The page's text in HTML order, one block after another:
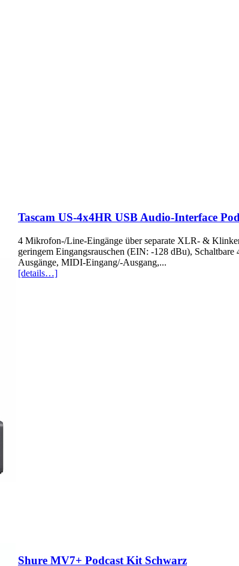
Tascam US-4x4HR USB Audio-Interface
4 Mikrofon-/Line-Eingänge über separate XLR- &
geringem Eingangsrauschen (EIN: -128 dBu),
Ausgänge, MIDI-Eingang/-Ausgang,...
[details…]
Shure MV7+ Podcast Kit Schwarz